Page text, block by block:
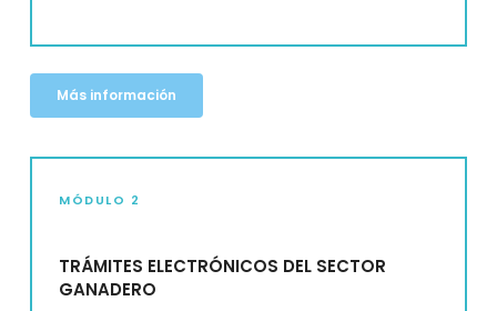
Más información
MÓDULO 2
TRÁMITES ELECTRÓNICOS DEL SECTOR
GANADERO